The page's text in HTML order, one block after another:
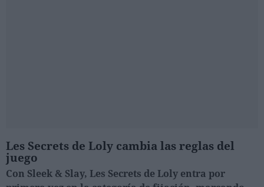
Les Secrets de Loly cambia las reglas del
juego
Con Sleek & Slay, Les Secrets de Loly entra por